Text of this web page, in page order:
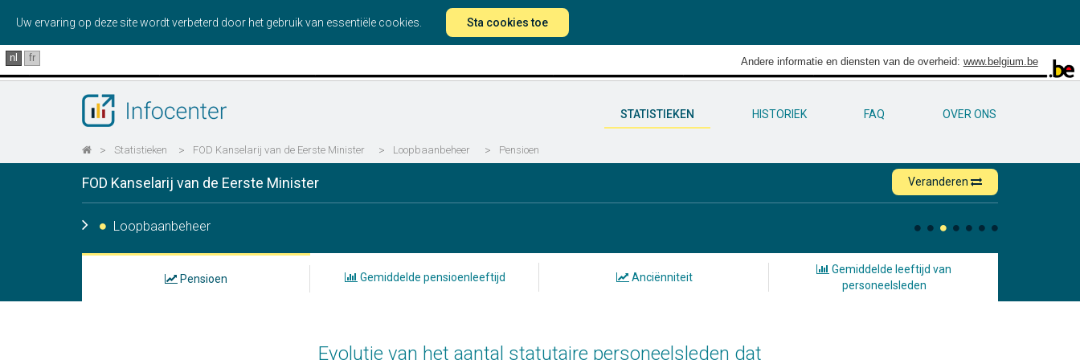
Uw ervaring op deze site wordt verbeterd door het gebruik van essentiële cookies. Sta cookies toe
nl fr Andere informatie en diensten van de overheid: www.belgium.be
STATISTIEKEN HISTORIEK FAQ OVER ONS
> Statistieken > FOD Kanselarij van de Eerste Minister > Loopbaanbeheer > Pensioen
FOD Kanselarij van de Eerste Minister Veranderen
Loopbaanbeheer
Pensioen Gemiddelde pensioenleeftijd Anciënniteit
Gemiddelde leeftijd van
personeelsleden
Evolutie van het aantal statutaire personeelsleden dat